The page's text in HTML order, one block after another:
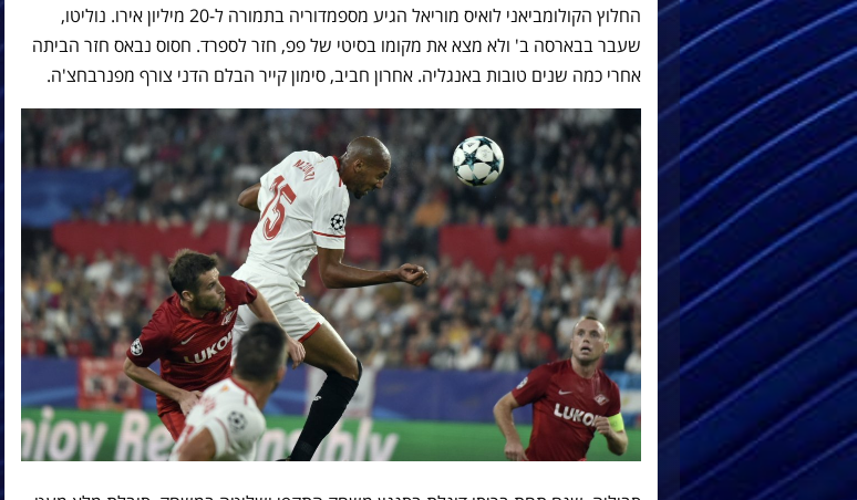
החלוץ הקולומביאני לואיס מוריאל הגיע מספמדוריה בתמורה ל-20 מיליון אירו. נוליטו,
שעבר בבארסה ב' ולא מצא את מקומו בסיטי של פפ, חזר לספרד. חסוס נבאס חזר הביתה
אחרי כמה שנים טובות באנגליה. אחרון חביב, סימון קייר הבלם הדני צורף מפנרבחצ'ה.